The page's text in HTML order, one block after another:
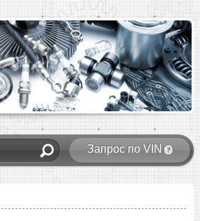
Запрос по VIN